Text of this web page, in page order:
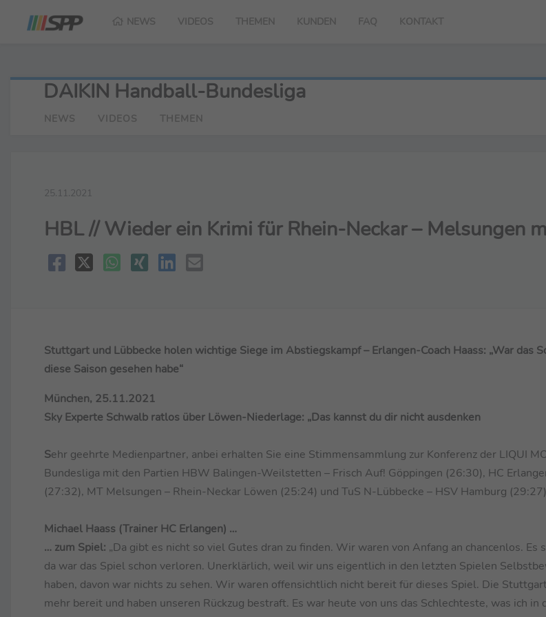
NEWS VIDEOS THEMEN KUNDEN FAQ KONTAKT
DAIKIN Handball-Bundesliga
NEWS VIDEOS THEMEN
25.11.2021
HBL // Wieder ein Krimi für Rhein-Neckar – Melsungen
Stuttgart und Lübbecke holen wichtige Siege im Abstiegskampf – Erlangen-Coach Haass: „War das
diese Saison gesehen habe“
München, 25.11.2021
Sky Experte Schwalb ratlos über Löwen-Niederlage: „Das kannst du dir nicht ausdenken
Sehr geehrte Medienpartner, anbei erhalten Sie eine Stimmensammlung zur Konferenz der LIQUI
Bundesliga mit den Partien HBW Balingen-Weilstetten – Frisch Auf! Göppingen (26:30), HC
(27:32), MT Melsungen – Rhein-Neckar Löwen (25:24) und TuS N-Lübbecke – HSV Hamburg
Michael Haass (Trainer HC Erlangen) …
… zum Spiel: „Da gibt es nicht so viel Gutes dran zu finden. Wir waren von Anfang an chancenlos.
da war das Spiel schon verloren. Unerklärlich, weil wir uns eigentlich in den letzten Spielen
haben, davon war nichts zu sehen. Wir waren offensichtlich nicht bereit für dieses Spiel. Die
mehr bereit und haben unseren Rückzug bestraft. Es war heute von uns das Schlechteste, was ich in